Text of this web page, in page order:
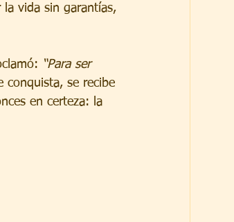
vida sin garantías,
“Para ser
conquista, se recibe
en certeza: la